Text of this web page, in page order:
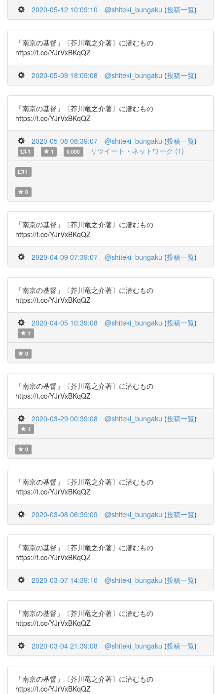
2020-05-12 10:09:10 @shiteki_bungaku (投稿一覧)
「南京の基督」〔芥川竜之介著〕に潜むもの
https://t.co/YJrVxBKqQZ
2020-05-09 18:09:08 @shiteki_bungaku (投稿一覧)
「南京の基督」〔芥川竜之介著〕に潜むもの
https://t.co/YJrVxBKqQZ
2020-05-08 08:39:07 @shiteki_bungaku (投稿一覧)
1 1 0.000 リツイート・ネットワーク (1)
1
0
「南京の基督」〔芥川竜之介著〕に潜むもの
https://t.co/YJrVxBKqQZ
2020-04-09 07:39:07 @shiteki_bungaku (投稿一覧)
「南京の基督」〔芥川竜之介著〕に潜むもの
https://t.co/YJrVxBKqQZ
2020-04-05 10:39:08 @shiteki_bungaku (投稿一覧)
1
0
「南京の基督」〔芥川竜之介著〕に潜むもの
https://t.co/YJrVxBKqQZ
2020-03-29 00:39:08 @shiteki_bungaku (投稿一覧)
1
0
「南京の基督」〔芥川竜之介著〕に潜むもの
https://t.co/YJrVxBKqQZ
2020-03-08 06:39:09 @shiteki_bungaku (投稿一覧)
「南京の基督」〔芥川竜之介著〕に潜むもの
https://t.co/YJrVxBKqQZ
2020-03-07 14:39:10 @shiteki_bungaku (投稿一覧)
「南京の基督」〔芥川竜之介著〕に潜むもの
https://t.co/YJrVxBKqQZ
2020-03-04 21:39:08 @shiteki_bungaku (投稿一覧)
「南京の基督」〔芥川竜之介著〕に潜むもの
https://t.co/YJrVxBKqQZ